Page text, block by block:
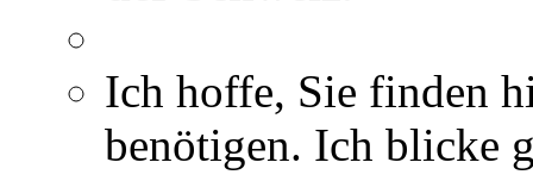
Ich hoffe, Sie finden
benötigen. Ich blicke